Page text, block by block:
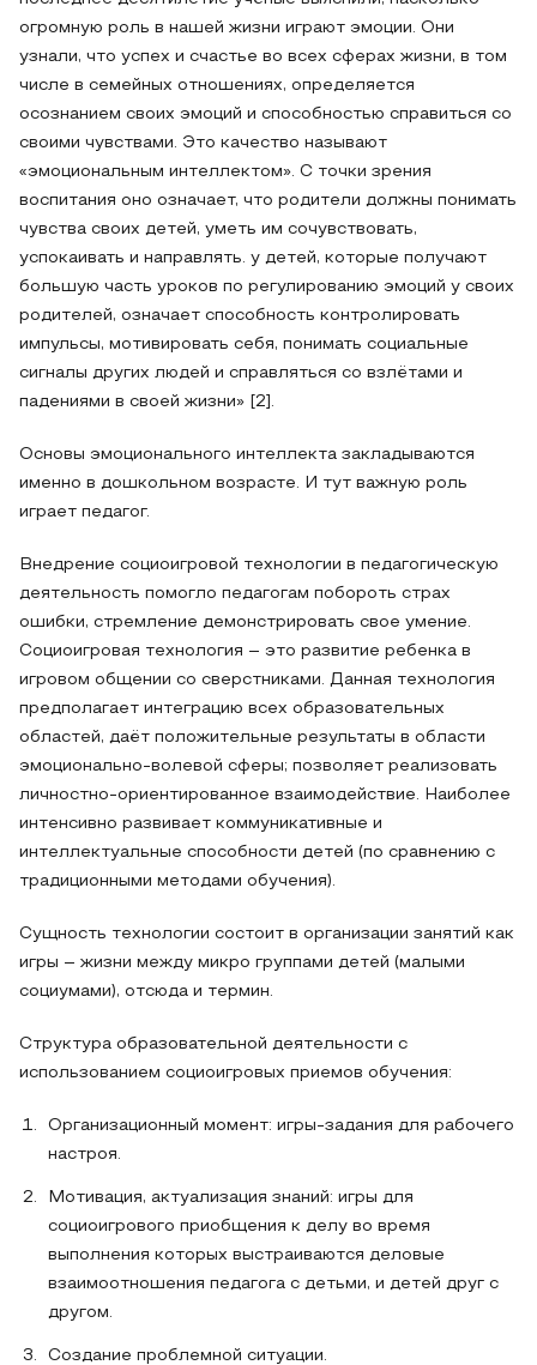
огромную роль в нашей жизни играют эмоции. Они
узнали, что успех и счастье во всех сферах жизни, в том
числе в семейных отношениях, определяется
осознанием своих эмоций и способностью справиться со
своими чувствами. Это качество называют
«эмоциональным интеллектом». С точки зрения
воспитания оно означает, что родители должны понимать
чувства своих детей, уметь им сочувствовать,
успокаивать и направлять. у детей, которые получают
большую часть уроков по регулированию эмоций у своих
родителей, означает способность контролировать
импульсы, мотивировать себя, понимать социальные
сигналы других людей и справляться со взлётами и
падениями в своей жизни» [2].
Основы эмоционального интеллекта закладываются
именно в дошкольном возрасте. И тут важную роль
играет педагог.
Внедрение социоигровой технологии в педагогическую
деятельность помогло педагогам побороть страх
ошибки, стремление демонстрировать свое умение.
Социоигровая технология – это развитие ребенка в
игровом общении со сверстниками. Данная технология
предполагает интеграцию всех образовательных
областей, даёт положительные результаты в области
эмоционально-волевой сферы; позволяет реализовать
личностно-ориентированное взаимодействие. Наиболее
интенсивно развивает коммуникативные и
интеллектуальные способности детей (по сравнению с
традиционными методами обучения).
Сущность технологии состоит в организации занятий как
игры – жизни между микро группами детей (малыми
социумами), отсюда и термин.
Структура образовательной деятельности с
использованием социоигровых приемов обучения:
Организационный момент: игры-задания для рабочего
настроя.
Мотивация, актуализация знаний: игры для
социоигрового приобщения к делу во время
выполнения которых выстраиваются деловые
взаимоотношения педагога с детьми, и детей друг с
другом.
Создание проблемной ситуации.